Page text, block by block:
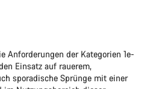
Anforderungen der Kategorien 1e-
Einsatz auf rauerem,
sporadische Sprünge mit einer